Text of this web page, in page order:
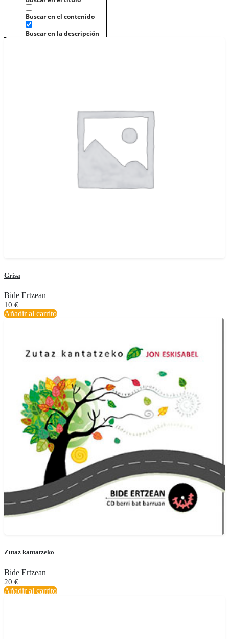
Buscar en el contenido
Buscar en la descripción
Grisa
Bide Ertzean
10 €
Añadir al carrito
Zutaz kantatzeko
Bide Ertzean
20 €
Añadir al carrito